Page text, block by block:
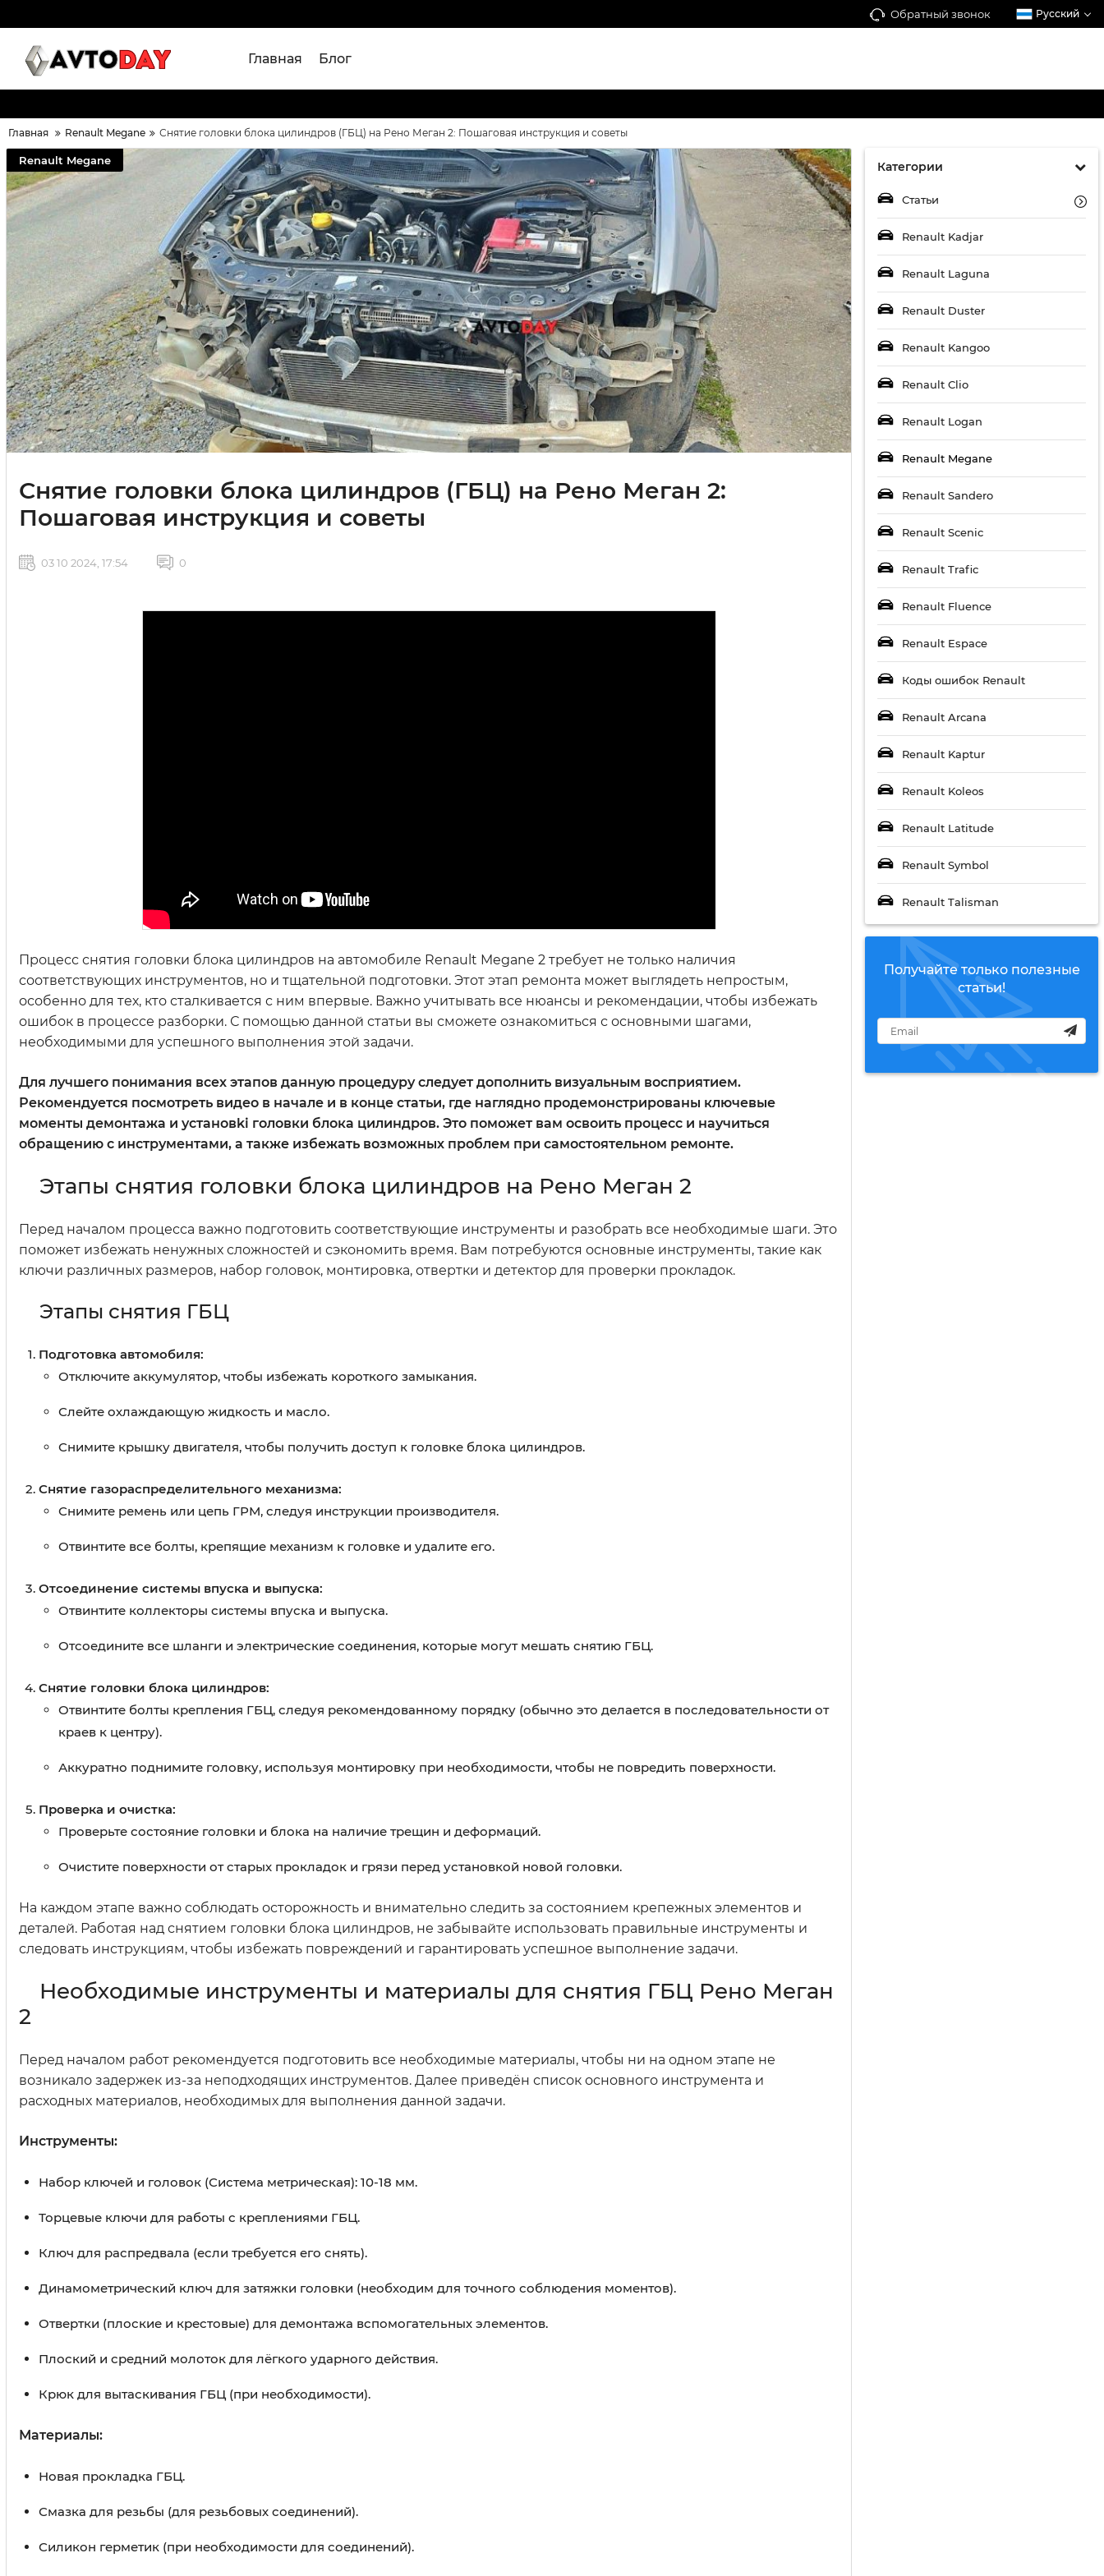
Обратный звонок Русский
Главная Блог
Главная Renault Megane Снятие головки блока цилиндров (ГБЦ) на Рено Меган 2: Пошаговая инструкция и советы
Категории
Статьи
Renault Kadjar
Renault Laguna
Renault Duster
Renault Kangoo
Renault Clio
Renault Logan
Renault Megane
Renault Sandero
Renault Scenic
Renault Trafic
Renault Fluence
Renault Espace
Коды ошибок Renault
Renault Arcana
Renault Kaptur
Renault Koleos
Renault Latitude
Renault Symbol
Renault Talisman
Получайте только полезные
статьи!
Renault Megane
Снятие головки блока цилиндров (ГБЦ) на Рено Меган 2:
Пошаговая инструкция и советы
03 10 2024, 17:54 0
Процесс снятия головки блока цилиндров на автомобиле Renault Megane 2 требует не только наличия
соответствующих инструментов, но и тщательной подготовки. Этот этап ремонта может выглядеть непростым,
особенно для тех, кто сталкивается с ним впервые. Важно учитывать все нюансы и рекомендации, чтобы избежать
ошибок в процессе разборки. С помощью данной статьи вы сможете ознакомиться с основными шагами,
необходимыми для успешного выполнения этой задачи.
Для лучшего понимания всех этапов данную процедуру следует дополнить визуальным восприятием.
Рекомендуется посмотреть видео в начале и в конце статьи, где наглядно продемонстрированы ключевые
моменты демонтажа и установki головки блока цилиндров. Это поможет вам освоить процесс и научиться
обращению с инструментами, а также избежать возможных проблем при самостоятельном ремонте.
Этапы снятия головки блока цилиндров на Рено Меган 2
Перед началом процесса важно подготовить соответствующие инструменты и разобрать все необходимые шаги. Это
поможет избежать ненужных сложностей и сэкономить время. Вам потребуются основные инструменты, такие как
ключи различных размеров, набор головок, монтировка, отвертки и детектор для проверки прокладок.
Этапы снятия ГБЦ
Подготовка автомобиля:
Отключите аккумулятор, чтобы избежать короткого замыкания.
Слейте охлаждающую жидкость и масло.
Снимите крышку двигателя, чтобы получить доступ к головке блока цилиндров.
Снятие газораспределительного механизма:
Снимите ремень или цепь ГРМ, следуя инструкции производителя.
Отвинтите все болты, крепящие механизм к головке и удалите его.
Отсоединение системы впуска и выпуска:
Отвинтите коллекторы системы впуска и выпуска.
Отсоедините все шланги и электрические соединения, которые могут мешать снятию ГБЦ.
Снятие головки блока цилиндров:
Отвинтите болты крепления ГБЦ, следуя рекомендованному порядку (обычно это делается в последовательности от
краев к центру).
Аккуратно поднимите головку, используя монтировку при необходимости, чтобы не повредить поверхности.
Проверка и очистка:
Проверьте состояние головки и блока на наличие трещин и деформаций.
Очистите поверхности от старых прокладок и грязи перед установкой новой головки.
На каждом этапе важно соблюдать осторожность и внимательно следить за состоянием крепежных элементов и
деталей. Работая над снятием головки блока цилиндров, не забывайте использовать правильные инструменты и
следовать инструкциям, чтобы избежать повреждений и гарантировать успешное выполнение задачи.
Необходимые инструменты и материалы для снятия ГБЦ Рено Меган
2
Перед началом работ рекомендуется подготовить все необходимые материалы, чтобы ни на одном этапе не
возникало задержек из-за неподходящих инструментов. Далее приведён список основного инструмента и
расходных материалов, необходимых для выполнения данной задачи.
Инструменты:
Набор ключей и головок (Система метрическая): 10-18 мм.
Торцевые ключи для работы с креплениями ГБЦ.
Ключ для распредвала (если требуется его снять).
Динамометрический ключ для затяжки головки (необходим для точного соблюдения моментов).
Отвертки (плоские и крестовые) для демонтажа вспомогательных элементов.
Плоский и средний молоток для лёгкого ударного действия.
Крюк для вытаскивания ГБЦ (при необходимости).
Материалы:
Новая прокладка ГБЦ.
Смазка для резьбы (для резьбовых соединений).
Силикон герметик (при необходимости для соединений).